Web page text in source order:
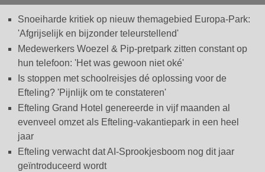
Snoeiharde kritiek op nieuw themagebied Europa-Park:
'Afgrijselijk en bijzonder teleurstellend'
Medewerkers Woezel & Pip-pretpark zitten constant op
hun telefoon: 'Het was gewoon niet oké'
Is stoppen met schoolreisjes dé oplossing voor de
Efteling? 'Pijnlijk om te constateren'
Efteling Grand Hotel genereerde in vijf maanden al
evenveel omzet als Efteling-vakantiepark in een heel
jaar
Efteling verwacht dat AI-Sprookjesboom nog dit jaar
geïntroduceerd wordt